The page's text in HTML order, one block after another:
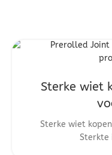
Sterke wiet
Sterke wiet
Sterkte